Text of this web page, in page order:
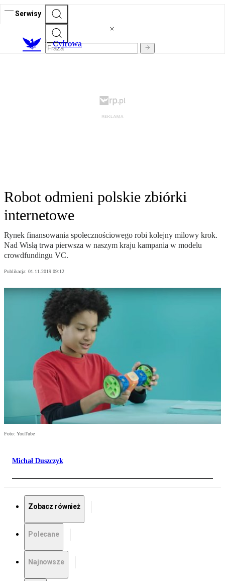
Serwisy
Cyfrowa
Robot odmieni polskie zbiórki
internetowe
Rynek finansowania społecznościowego robi kolejny milowy krok.
Nad Wisłą trwa pierwsza w naszym kraju kampania w modelu
crowdfundingu VC.
Publikacja: 01.11.2019 09:12
Foto: YouTube
Michał Duszczyk
Zobacz również
Polecane
Najnowsze